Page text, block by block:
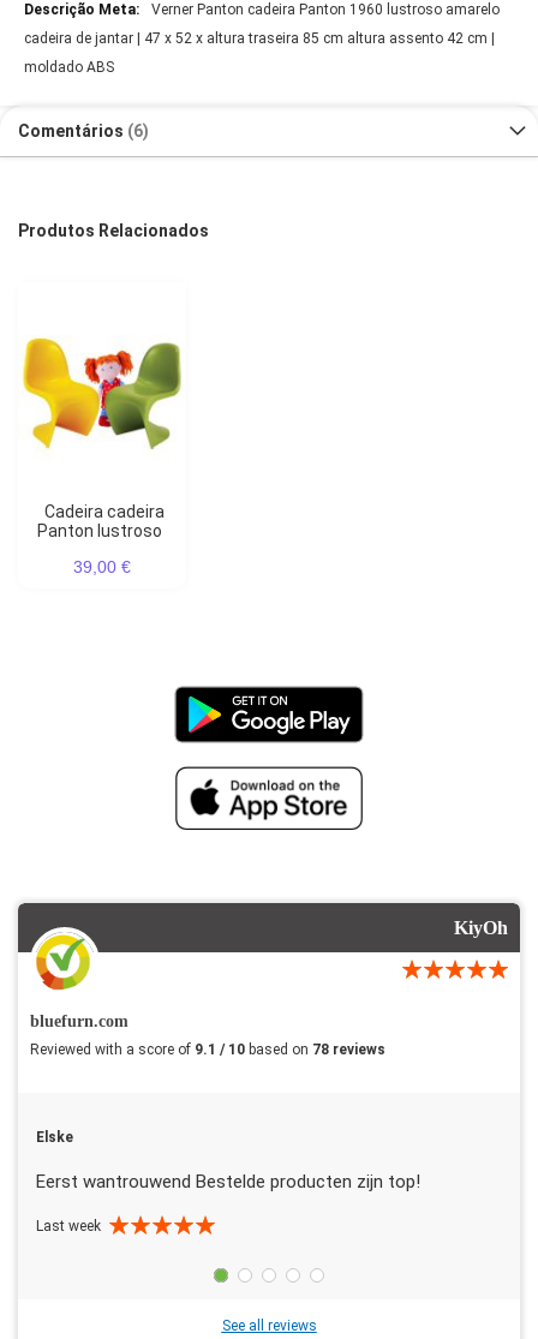
Verner Panton cadeira Panton 1960 lustroso amarelo
cadeira de jantar | 47 x 52 x altura traseira 85 cm altura assento 42 cm |
moldado ABS
Comentários 6
Produtos Relacionados
Cadeira cadeira
Panton lustroso
39,00 €
KiyOh
bluefurn.com
Reviewed with a score of 9.1 / 10 based on 78 reviews
Elske
Eerst wantrouwend Bestelde producten zijn top!
Last week
See all reviews